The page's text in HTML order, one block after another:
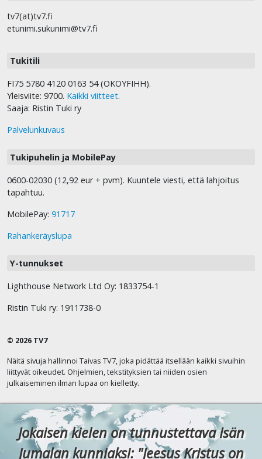
tv7(at)tv7.fi
etunimi.sukunimi@tv7.fi
Tukitili
FI75 5780 4120 0163 54 (OKOYFIHH).
Yleisviite: 9700. Kaikki viitteet.
Saaja: Ristin Tuki ry
Palvelunkuvaus
Tukipuhelin ja MobilePay
0600-02030 (12,92 eur + pvm). Kuuntele viesti, että lahjoitus
tapahtuu.
MobilePay: 91717
Rahankeräyslupa
Y-tunnukset
Lighthouse Network Ltd Oy: 1833754-1
Ristin Tuki ry: 1911738-0
© 2026 TV7
Näitä sivuja hallinnoi Taivas TV7, joka pidättää itsellään kaikki sivuihin
liittyvät oikeudet. Ohjelmien, tekstityksien tai niiden osien
julkaiseminen ilman lupaa on kielletty.
Jokaisen kielen on tunnustettava Isän
Jumalan kunniaksi: "Jeesus Kristus on